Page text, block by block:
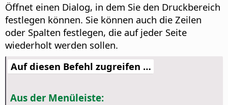
Öffnet einen Dialog, in dem Sie den Druckbereich
festlegen können. Sie können auch die Zeilen
oder Spalten festlegen, die auf jeder Seite
wiederholt werden sollen.
Auf diesen Befehl zugreifen …
Aus der Menüleiste: